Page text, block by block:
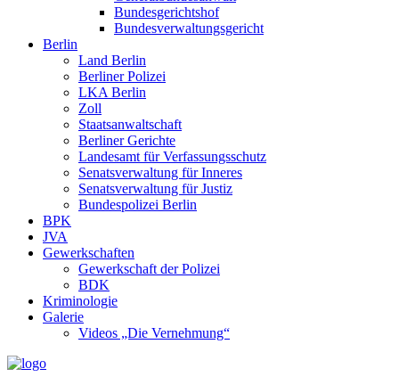
Bundesgerichtshof
Bundesverwaltungsgericht
Berlin
Land Berlin
Berliner Polizei
LKA Berlin
Zoll
Staatsanwaltschaft
Berliner Gerichte
Landesamt für Verfassungsschutz
Senatsverwaltung für Inneres
Senatsverwaltung für Justiz
Bundespolizei Berlin
BPK
JVA
Gewerkschaften
Gewerkschaft der Polizei
BDK
Kriminologie
Galerie
Videos „Die Vernehmung“